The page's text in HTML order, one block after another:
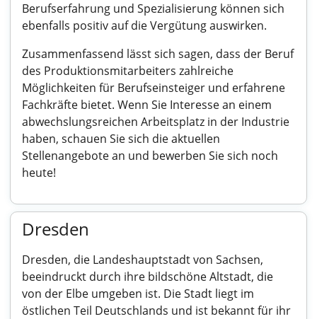
Berufserfahrung und Spezialisierung können sich
ebenfalls positiv auf die Vergütung auswirken.
Zusammenfassend lässt sich sagen, dass der Beruf
des Produktionsmitarbeiters zahlreiche
Möglichkeiten für Berufseinsteiger und erfahrene
Fachkräfte bietet. Wenn Sie Interesse an einem
abwechslungsreichen Arbeitsplatz in der Industrie
haben, schauen Sie sich die aktuellen
Stellenangebote an und bewerben Sie sich noch
heute!
Dresden
Dresden, die Landeshauptstadt von Sachsen,
beeindruckt durch ihre bildschöne Altstadt, die
von der Elbe umgeben ist. Die Stadt liegt im
östlichen Teil Deutschlands und ist bekannt für ihr